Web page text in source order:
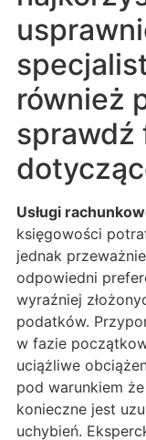
również
sprawdź
Usługi
księgowości
jednak
odpowiedni
wyraźniej
podatków.
w fazie
uciążliwe
pod warunkiem
konieczne jest
uchybień.